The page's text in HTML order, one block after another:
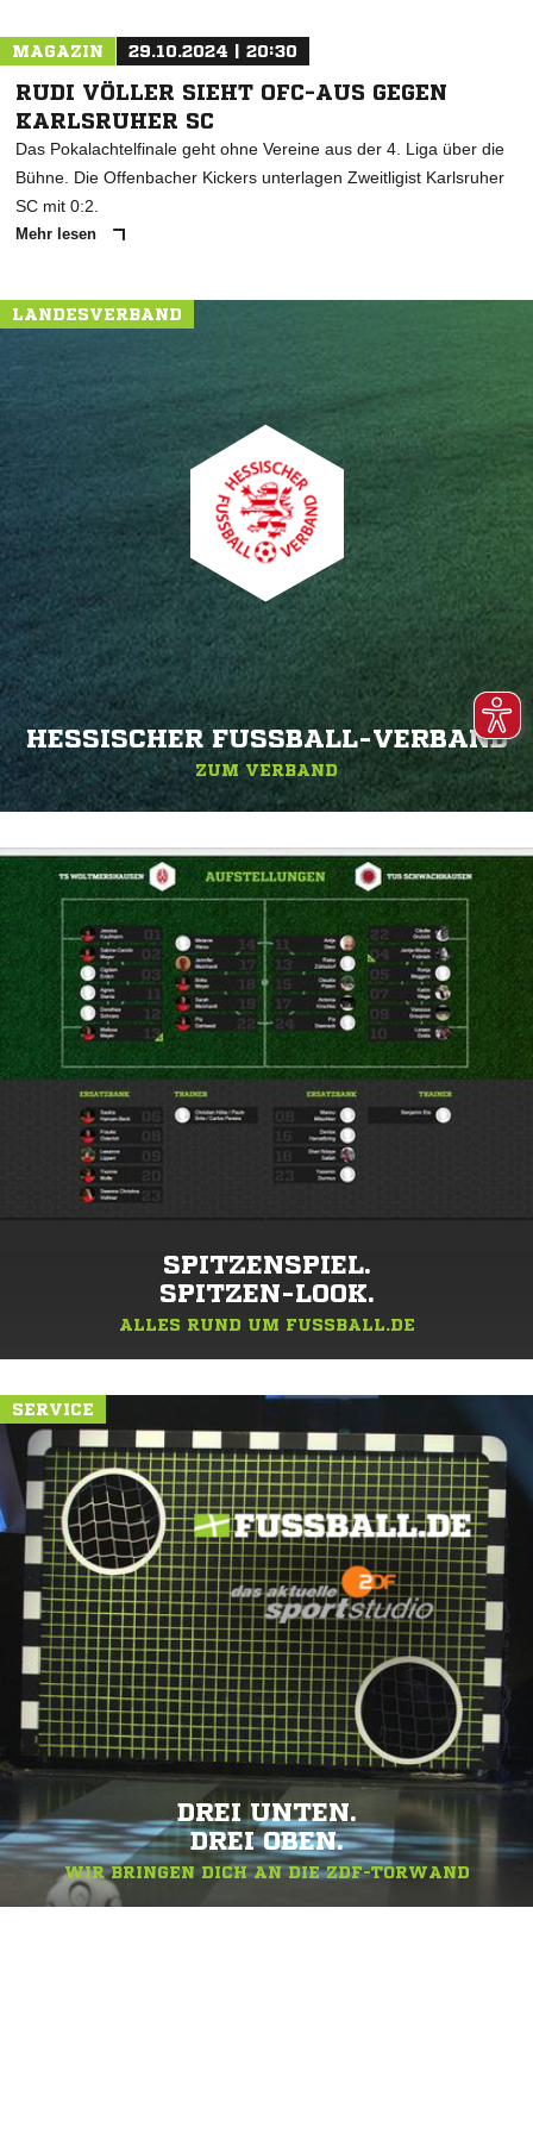
MAGAZIN 29.10.2024 | 20:30
RUDI VÖLLER SIEHT OFC-AUS GEGEN
KARLSRUHER SC
Das Pokalachtelfinale geht ohne Vereine aus der 4. Liga über die
Bühne. Die Offenbacher Kickers unterlagen Zweitligist Karlsruher
SC mit 0:2.
Mehr lesen
LANDESVERBAND
HESSISCHER FUSSBALL-VERBAND
ZUM VERBAND
SPITZENSPIEL.
SPITZEN-LOOK.
ALLES RUND UM FUSSBALL.DE
SERVICE
DREI UNTEN.
DREI OBEN.
WIR BRINGEN DICH AN DIE ZDF-TORWAND